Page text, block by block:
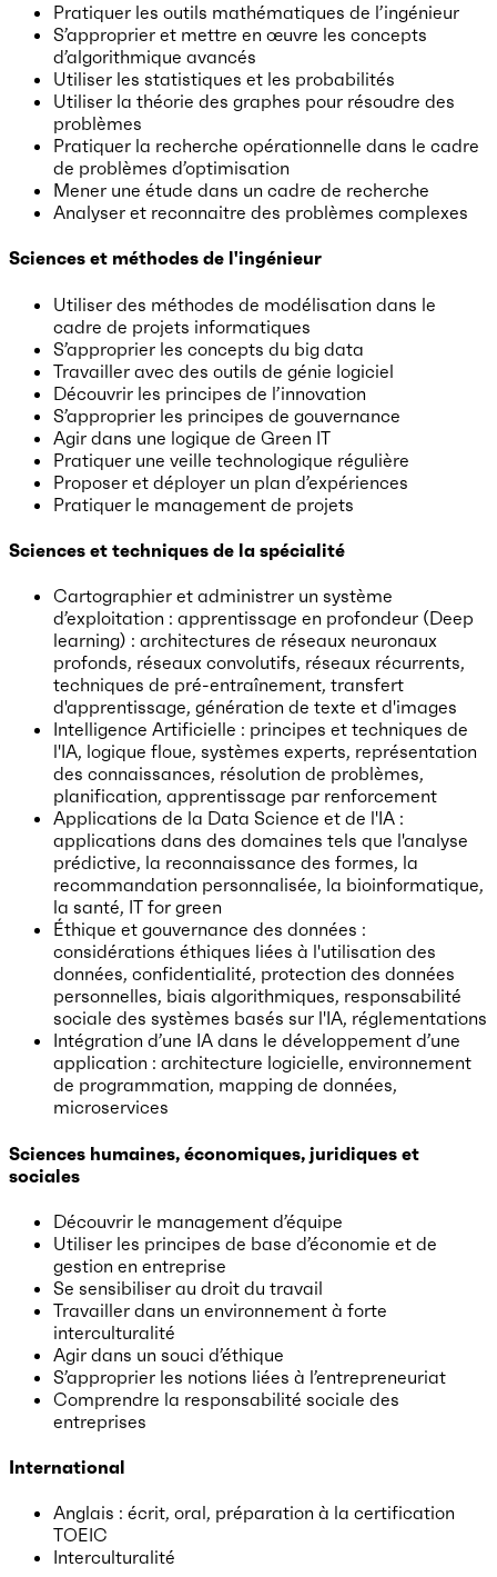
Pratiquer les outils mathématiques de l’ingénieur
S’approprier et mettre en œuvre les concepts
d’algorithmique avancés
Utiliser les statistiques et les probabilités
Utiliser la théorie des graphes pour résoudre des
problèmes
Pratiquer la recherche opérationnelle dans le cadre
de problèmes d’optimisation
Mener une étude dans un cadre de recherche
Analyser et reconnaitre des problèmes complexes
Sciences et méthodes de l'ingénieur
Utiliser des méthodes de modélisation dans le
cadre de projets informatiques
S’approprier les concepts du big data
Travailler avec des outils de génie logiciel
Découvrir les principes de l’innovation
S’approprier les principes de gouvernance
Agir dans une logique de Green IT
Pratiquer une veille technologique régulière
Proposer et déployer un plan d’expériences
Pratiquer le management de projets
Sciences et techniques de la spécialité
Cartographier et administrer un système
d’exploitation : apprentissage en profondeur (Deep
learning) : architectures de réseaux neuronaux
profonds, réseaux convolutifs, réseaux récurrents,
techniques de pré-entraînement, transfert
d'apprentissage, génération de texte et d'images
Intelligence Artificielle : principes et techniques de
l'IA, logique floue, systèmes experts, représentation
des connaissances, résolution de problèmes,
planification, apprentissage par renforcement
Applications de la Data Science et de l'IA :
applications dans des domaines tels que l'analyse
prédictive, la reconnaissance des formes, la
recommandation personnalisée, la bioinformatique,
la santé, IT for green
Éthique et gouvernance des données :
considérations éthiques liées à l'utilisation des
données, confidentialité, protection des données
personnelles, biais algorithmiques, responsabilité
sociale des systèmes basés sur l'IA, réglementations
Intégration d’une IA dans le développement d’une
application : architecture logicielle, environnement
de programmation, mapping de données,
microservices
Sciences humaines, économiques, juridiques et
sociales
Découvrir le management d’équipe
Utiliser les principes de base d’économie et de
gestion en entreprise
Se sensibiliser au droit du travail
Travailler dans un environnement à forte
interculturalité
Agir dans un souci d’éthique
S’approprier les notions liées à l’entrepreneuriat
Comprendre la responsabilité sociale des
entreprises
International
Anglais : écrit, oral, préparation à la certification
TOEIC
Interculturalité